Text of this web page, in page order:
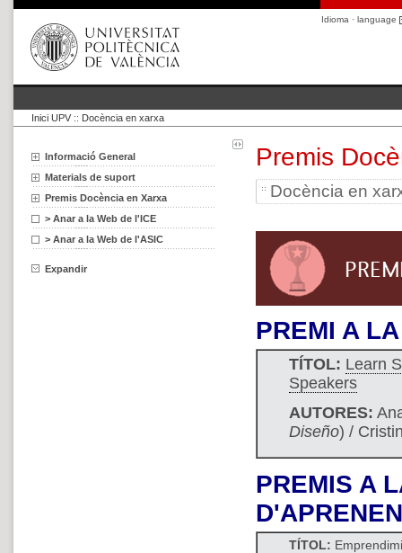
Idioma · language
Inici UPV :: Docència en xarxa
Informació General
Materials de suport
Premis Docència en Xarxa
> Anar a la Web de l'ICE
> Anar a la Web de l'ASIC
Expandir
Premis
Docència en
PREMI A
TÍTOL: Learn
Speakers
AUTORES:
Diseño) /
PREMIS A
TÍTOL: